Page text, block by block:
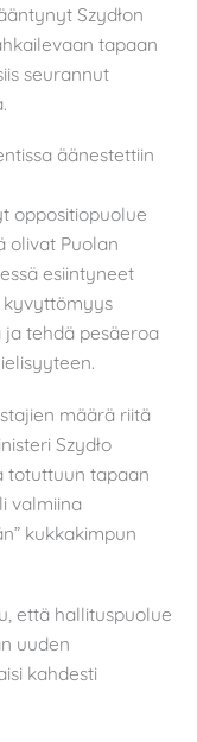
Szydłon
tapaan
seurannut
äänestettiin
oppositiopuolue
olivat Puolan
esiintyneet
kyvyttömyys
tehdä pesäeroa
määrä riitä
Szydło
totuttuun tapaan
valmiina
kukkakimpun
että hallituspuolue
uuden
kahdesti